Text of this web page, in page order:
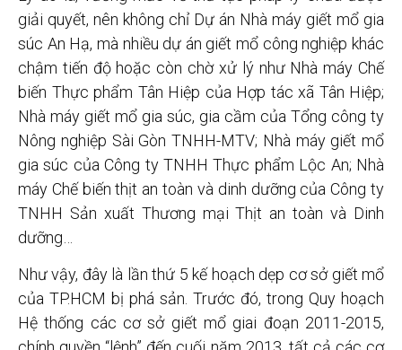
giải quyết, nên không chỉ Dự án Nhà máy giết mổ gia
súc An Hạ, mà nhiều dự án giết mổ công nghiệp khác
chậm tiến độ hoặc còn chờ xử lý như Nhà máy Chế
biến Thực phẩm Tân Hiệp của Hợp tác xã Tân Hiệp;
Nhà máy giết mổ gia súc, gia cầm của Tổng công ty
Nông nghiệp Sài Gòn TNHH-MTV; Nhà máy giết mổ
gia súc của Công ty TNHH Thực phẩm Lộc An; Nhà
máy Chế biến thịt an toàn và dinh dưỡng của Công ty
TNHH Sản xuất Thương mại Thịt an toàn và Dinh
dưỡng…
Như vậy, đây là lần thứ 5 kế hoạch dẹp cơ sở giết mổ
của TP.HCM bị phá sản. Trước đó, trong Quy hoạch
Hệ thống các cơ sở giết mổ giai đoạn 2011-2015,